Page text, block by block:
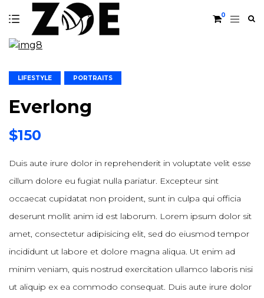
0
LIFESTYLE PORTRAITS
Everlong
$150
Duis aute irure dolor in reprehenderit in voluptate velit esse
cillum dolore eu fugiat nulla pariatur. Excepteur sint
occaecat cupidatat non proident, sunt in culpa qui officia
deserunt mollit anim id est laborum. Lorem ipsum dolor sit
amet, consectetur adipisicing elit, sed do eiusmod tempor
incididunt ut labore et dolore magna aliqua. Ut enim ad
minim veniam, quis nostrud exercitation ullamco laboris nisi
ut aliquip ex ea commodo consequat. Duis aute irure dolor